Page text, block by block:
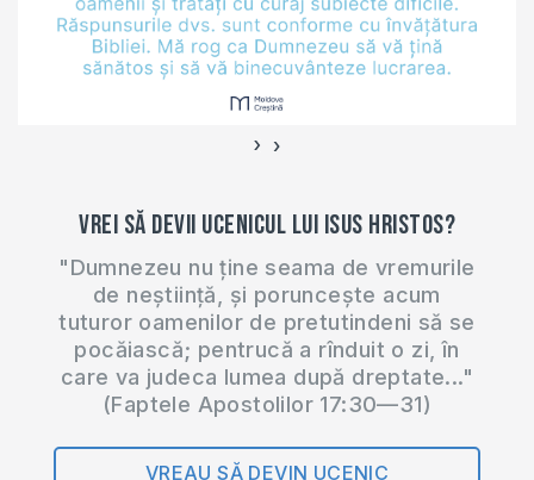
sa fie. Dumnezeu
este dragoste si…
‹ ›
Vrei să devii ucenicul lui Isus Hristos?
"Dumnezeu nu ține seama de vremurile
de neștiință, și poruncește acum
tuturor oamenilor de pretutindeni să se
pocăiască; pentrucă a rînduit o zi, în
care va judeca lumea după dreptate..."
(Faptele Apostolilor 17:30—31)
VREAU SĂ DEVIN UCENIC